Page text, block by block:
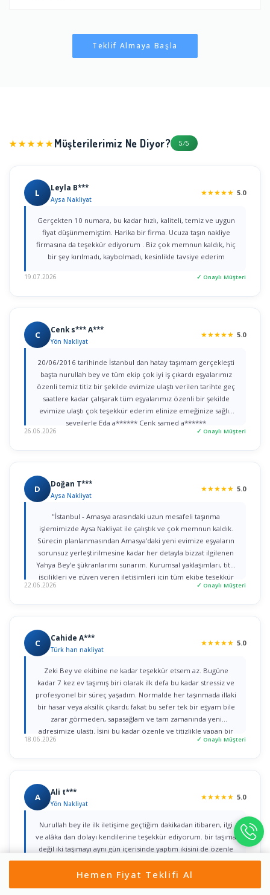
Teklif Almaya Başla
★★★★★Müşterilerimiz Ne Diyor? 5/5
L Leyla B***
Aysa Nakliyat
★★★★★ 5.0
Gerçekten 10 numara, bu kadar hızlı, kaliteli, temiz ve uygun
fiyat düşünmemiştim. Harika bir firma. Ucuza taşın nakliye
firmasına da teşekkür ediyorum . Biz çok memnun kaldık, hiç
bir şey kırılmadı, kaybolmadı, kesinlikle tavsiye ederim
19.07.2026 ✓ Onaylı Müşteri
C Cenk s*** A***
Yön Nakliyat
★★★★★ 5.0
20/06/2016 tarihinde İstanbul dan hatay taşımam gerçekleşti
başta nurullah bey ve tüm ekip çok iyi iş çıkardı eşyalarımız
özenli temiz titiz bir şekilde evimize ulaştı verilen tarihte geç
saatlere kadar çalışarak tüm eşyalarımız özenli bir şekilde
evimize ulaştı çok teşekkür ederim elinize emeğinize sağlık
sevgilerle Eda a****** Cenk samed a******
26.06.2026 ✓ Onaylı Müşteri
D Doğan T***
Aysa Nakliyat
★★★★★ 5.0
"İstanbul - Amasya arasındaki uzun mesafeli taşınma
işlemimizde Aysa Nakliyat ile çalıştık ve çok memnun kaldık.
Sürecin planlanmasından Amasya’daki yeni evimize eşyaların
sorunsuz yerleştirilmesine kadar her detayla bizzat ilgilenen
Yahya Bey’e şükranlarımı sunarım. Kurumsal yaklaşımları, titiz
işçilikleri ve güven veren iletişimleri için tüm ekibe teşekkür
22.06.2026 ✓ Onaylı Müşteri
C Cahide A***
Türk han nakliyat
★★★★★ 5.0
Zeki Bey ve ekibine ne kadar teşekkür etsem az. Bugüne
kadar 7 kez ev taşımış biri olarak ilk defa bu kadar stressiz ve
profesyonel bir süreç yaşadım. Normalde her taşınmada illaki
bir hasar veya aksilik çıkardı; fakat bu sefer tek bir eşyam bile
zarar görmeden, sapasağlam ve tam zamanında yeni
adresimize ulaştı. İşini bu kadar özenle ve titizlikle yapan bir
firmaya rastlamak gerçekten büyük şans. Herkese gönül
18.06.2026 ✓ Onaylı Müşteri
A Ali t***
Yön Nakliyat
★★★★★ 5.0
Nurullah bey ile ilk iletişime geçtiğim dakikadan itibaren, ilgi
ve alâka dan dolayı kendilerine teşekkür ediyorum. bir taşıma
değil iki taşımayı aynı gün içerisinde yaptım ikisini de özenle
yaptılar çok teşekkür ediyorum herkese tavsiye ediyorum
Gönül rahatlığıyla
Hemen Fiyat Teklifi Al